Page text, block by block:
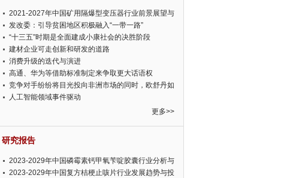
2021-2027年中国矿用隔爆型变压器行业前景展望与
投资前景预测报告
发改委：引导贫困地区积极融入“一带一路”
“十三五”时期是全面建成小康社会的决胜阶段
建材企业可走创新和研发的道路
消费升级的迭代与演进
高通、华为等借助标准制定来争取更大话语权
竞争对手纷纷将目光投向非洲市场的同时，欧舒丹如
此淡定，难道就真的不怕丧失先机吗?
人工智能领域事件驱动
更多>>
研究报告
2023-2029年中国磷霉素钙甲氧苄啶胶囊行业分析与
投资可行性报告
2023-2029年中国复方桔梗止咳片行业发展趋势与投